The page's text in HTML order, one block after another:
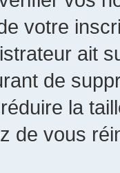
votre
ait
de
la
de vous